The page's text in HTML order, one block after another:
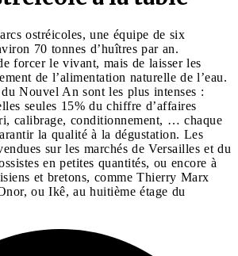
ostréicoles, une équipe de six
70 tonnes d’huîtres par an.
forcer le vivant, mais de laisser les
de l’alimentation naturelle de l’eau.
Nouvel An sont les plus intenses :
seules 15% du chiffre d’affaires
calibrage, conditionnement, … chaque
la qualité à la dégustation. Les
sur les marchés de Versailles et du
en petites quantités, ou encore à
et bretons, comme Thierry Marx
ou Ikê, au huitième étage du